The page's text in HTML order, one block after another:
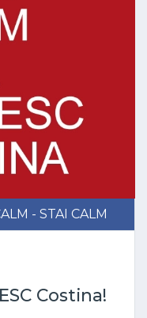
- STAI CALM
Costina!